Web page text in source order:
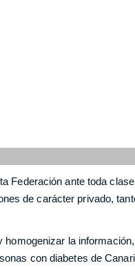
Federación ante toda
de carácter privado,
la
con diabetes de